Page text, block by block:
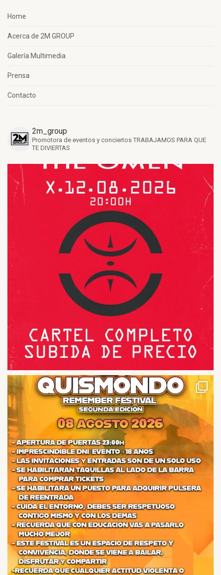
Home
Acerca de 2M GROUP
Galería Multimedia
Prensa
Contacto
2m_group
Promotora de eventos y conciertos TRABAJAMOS PARA QUE
TE DIVIERTAS